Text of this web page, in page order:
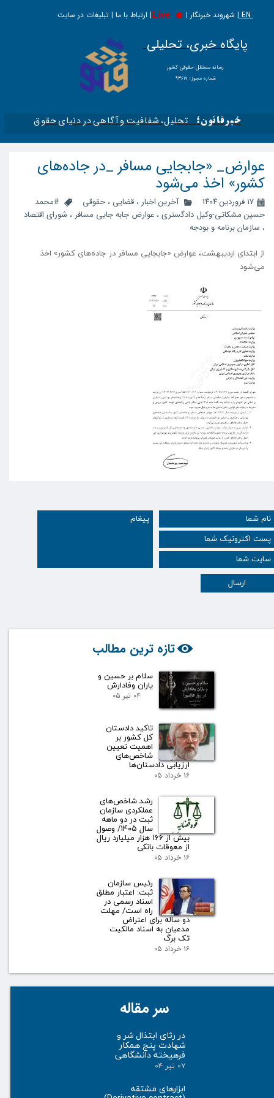
EN | شهروند خبرنگار | | ارتباط با ما | تبلیغات در سایت
Live
پایگاه خبری، تحلیلی
​​​​رسانه مستقل حقوقی کشور
شماره مجوز : ۹۳۶۱۷
خبرقانون؛ تحلیل، شفافیت و آگاهی در دنیای حقوق​​​​​​​
عوارض_ «جابجایی مسافر _در جاده‌های
کشور» اخذ می‌شود
۱۷ فروردین ۱۴۰۴ آخرین اخبار ، قضایی ، حقوقی
#محمد
حسین مشکاتی-وکیل دادگستری ، عوارض جابه جایی مسافر ، شورای اقتصاد
، سازمان برنامه و بودجه
از ابتدای اردیبهشت، عوارض «جابجایی مسافر در جاده‌های کشور» اخذ
می‌شود
ارسال
تازه ترین مطالب
سلام بر حسین و
یاران وفادارش
۰۴ تیر ۰۵
تاکید دادستان
کل کشور بر
اهمیت تعیین
شاخص‌های
ارزیابی دادستان‌ها
۱۶ خرداد ۰۵
رشد شاخص‌های
عملکردی سازمان
ثبت در دو ماهه
سال ۱۴۰۵/ وصول
بیش از ۱۶۶ هزار میلیارد ریال
از معوقات بانکی
۱۶ خرداد ۰۵
رئیس سازمان
ثبت: اعتبار مطلق
اسناد رسمی در
راه است/ مهلت
دو ساله برای اعتراض
مدعیان به اسناد مالکیت
تک برگ
۱۶ خرداد ۰۵
سر مقاله
در رثای ابتذال شر و
شهادت پنج همکار
فرهیخته دانشگاهی
۰۷ تیر ۰۴
ابزارهای مشتقه